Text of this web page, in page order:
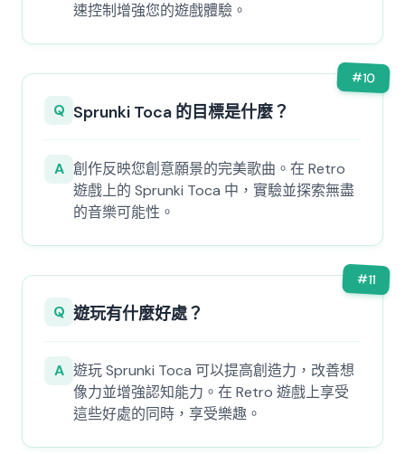
速控制增強您的遊戲體驗。
#10
Q Sprunki Toca 的目標是什麼？
A 創作反映您創意願景的完美歌曲。在 Retro
遊戲上的 Sprunki Toca 中，實驗並探索無盡
的音樂可能性。
#11
Q 遊玩有什麼好處？
A 遊玩 Sprunki Toca 可以提高創造力，改善想
像力並增強認知能力。在 Retro 遊戲上享受
這些好處的同時，享受樂趣。